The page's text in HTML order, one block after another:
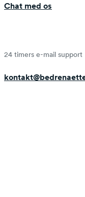
Chat med os
24 timers e-mail support